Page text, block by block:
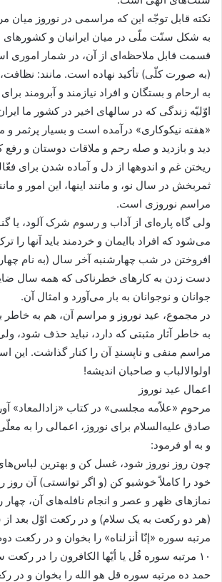
نکته قابل توجّه این که مراسمى در نوروز
به شکل سنّت ملّى در میان ایرانیان و کشورهاى
قسمت قابل ملاحظه‌اى از آن، در شمار امورى
(به صورت کلّى) تأکید نهاده است. مانند:
به ارحام و بستگان و افراد نیازمند و آبرومند
اوّلیّه زندگى که در سالهاى اخیر در کشور ما
«هفته نیکوکارى» درآمده است و بسیار پرثمر
دید و بازدید و صله رحم و ملاقات دوستان و رفع
ریختن غم و اندوهها از دل و آماده شدن براى
ثمربخش در سال نو، و مانند اینها، این امور و
مراسم نوروزى است.
ولى گاه پاره‌اى از آداب و رسوم شرک آلود، یا
مى‌شود که افراد باایمان و خردمند باید آنها را
افروختن در شب چهارشنبه آخر سال (به نام
دست زدن به کارهاى خطرناکى که همه سال
جوانان و نوجوانان به بار مى‌آورد و امثال آن.
در مجموع، عید نوروز و مراسم آن، هم به
به خاطر آثار مثبتى که دارد، نباید حذف شود،
مراسم منفى و ناپسندِ آن را کنار گذاشت. این
اولوالالباب و صاحبان اندیشه!
اعمال عید نوروز
مرحوم «علاّمه مجلسى» در کتاب «زادالمعاد»
صادق علیه‌السلام براى نوروز، اعمالى را به
و به او فرمود:
چون روز نوروز شود، غسل کن و بهترین
خود را کاملاً خوشبو کن (و اگر توانستى) آن روز
نمازهاى ظهر و عصر و انجام نافله‌هاى آن، چهار
(هر دو رکعت به یک سلام) و در رکعت اوّل بعد
مرتبه سوره «إنّا أنزلناه» را بخوان و در رکعت
۱۰ مرتبه سوره قُل یا أیّها الکافرون را در
حمد ده مرتبه سوره قل هو الله را بخوان و در